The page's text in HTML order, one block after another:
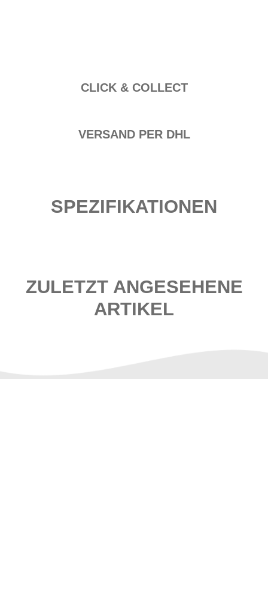
CLICK & COLLECT
VERSAND PER DHL
SPEZIFIKATIONEN
ZULETZT ANGESEHENE
ARTIKEL